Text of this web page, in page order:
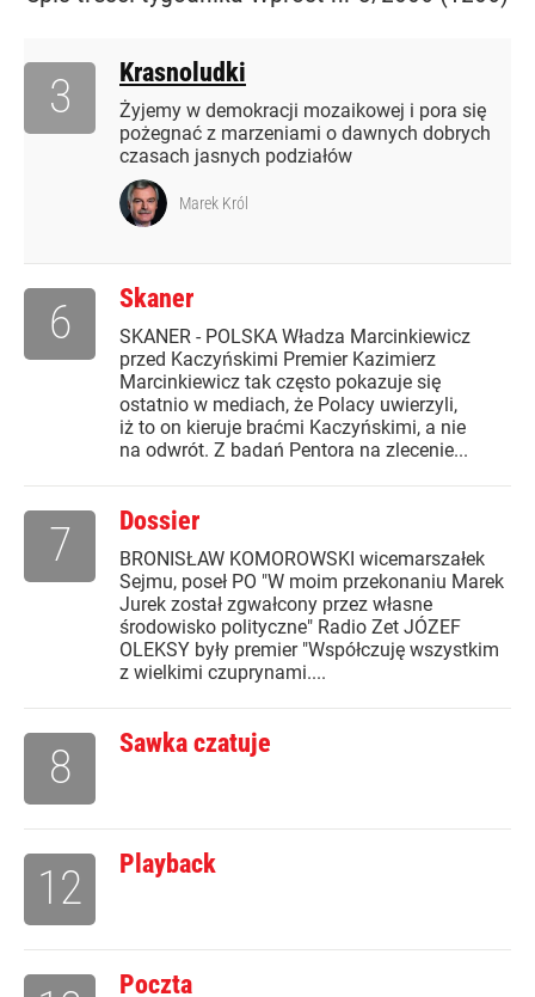
Krasnoludki
Żyjemy w demokracji mozaikowej i pora się
pożegnać z marzeniami o dawnych dobrych
czasach jasnych podziałów
3
Marek Król
Skaner
SKANER - POLSKA Władza Marcinkiewicz
przed Kaczyńskimi Premier Kazimierz
Marcinkiewicz tak często pokazuje się
ostatnio w mediach, że Polacy uwierzyli,
iż to on kieruje braćmi Kaczyńskimi, a nie
na odwrót. Z badań Pentora na zlecenie...
6
Dossier
BRONISŁAW KOMOROWSKI wicemarszałek
Sejmu, poseł PO "W moim przekonaniu Marek
Jurek został zgwałcony przez własne
środowisko polityczne" Radio Zet JÓZEF
OLEKSY były premier "Współczuję wszystkim
z wielkimi czuprynami....
7
Sawka czatuje
8
Playback
12
Poczta